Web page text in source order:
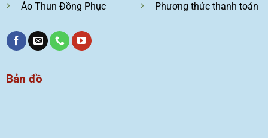
Áo Thun Đồng Phục Phương thức thanh toán
Bản đồ